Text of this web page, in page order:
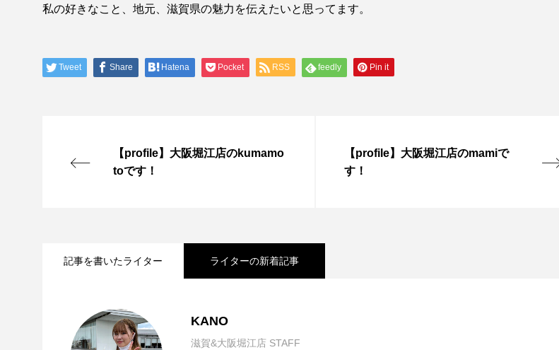
私の好きなこと、地元、滋賀県の魅力を伝えたいと思ってます。
Tweet Share Hatena Pocket RSS feedly Pin it
【profile】大阪堀江店のkumamo
toです！
【profile】大阪堀江店のmamiで
す！
記事を書いたライター ライターの新着記事
KANO
滋賀&大阪堀江店 STAFF